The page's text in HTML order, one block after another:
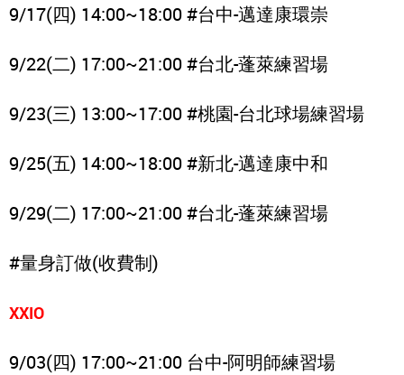
9/17(四) 14:00~18:00 #台中-邁達康環崇
9/22(二) 17:00~21:00 #台北-蓬萊練習場
9/23(三) 13:00~17:00 #桃園-台北球場練習場
9/25(五) 14:00~18:00 #新北-邁達康中和
9/29(二) 17:00~21:00 #台北-蓬萊練習場
#量身訂做(收費制)
XXIO
9/03(四) 17:00~21:00 台中-阿明師練習場